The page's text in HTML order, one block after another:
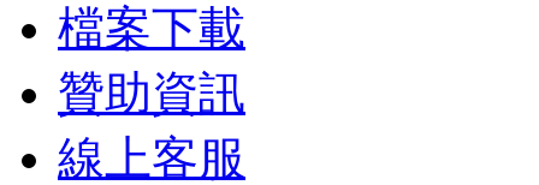
檔案下載
贊助資訊
線上客服